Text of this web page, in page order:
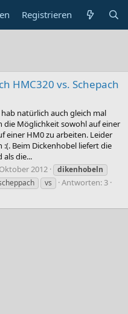
Registrieren
HMC320 vs. Schepach
natürlich auch gleich mal
die Möglichkeit sowohl auf einer
einer HM0 zu arbeiten. Leider
:(. Beim Dickenhobel liefert die
als die...
2012
dikenhobeln
vs
Antworten: 3